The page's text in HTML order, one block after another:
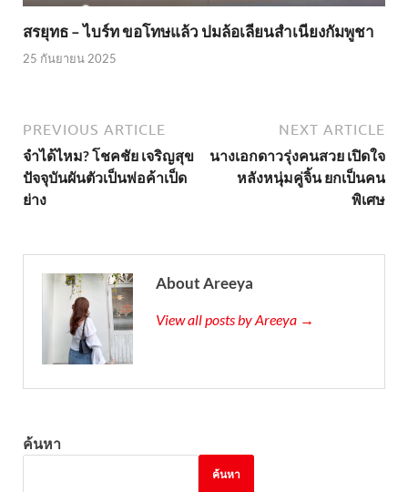
สรยุทธ – ไบร์ท ขอโทษแล้ว ปมล้อเลียนสำเนียงกัมพูชา
25 กันยายน 2025
PREVIOUS ARTICLE
จำได้ไหม? โชคชัย เจริญสุข
ปัจจุบันผันตัวเป็นพ่อค้าเป็ด
ย่าง
NEXT ARTICLE
นางเอกดาวรุ่งคนสวย เปิดใจ
หลังหนุ่มคู่จิ้น ยกเป็นคน
พิเศษ
About Areeya
View all posts by Areeya →
ค้นหา
ค้นหา